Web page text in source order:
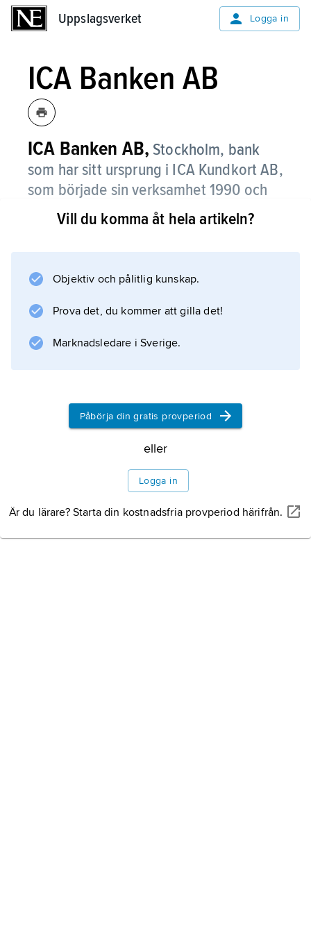
Uppslagsverket Logga in
ICA Banken AB
ICA Banken AB, Stockholm, bank
som har sitt ursprung i ICA Kundkort AB,
som började sin verksamhet 1990 och
erhöll oktroj 2001.
Information om artikeln
Vill du komma åt hela artikeln?
Objektiv och pålitlig kunskap.
Prova det, du kommer att gilla det!
Marknadsledare i Sverige.
Påbörja din gratis provperiod
eller
Logga in
Är du lärare? Starta din kostnadsfria provperiod härifrån.